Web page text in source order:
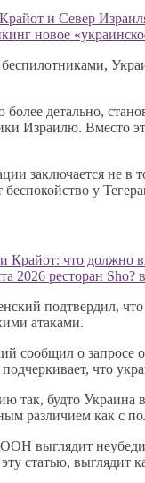
новое
более детально,
Израилю. Вместо
заключается не
у
что должно
2026 ресторан
подтвердил,
атаками.
сообщил о
что
так, будто
различием как с
выглядит
статью, выглядит